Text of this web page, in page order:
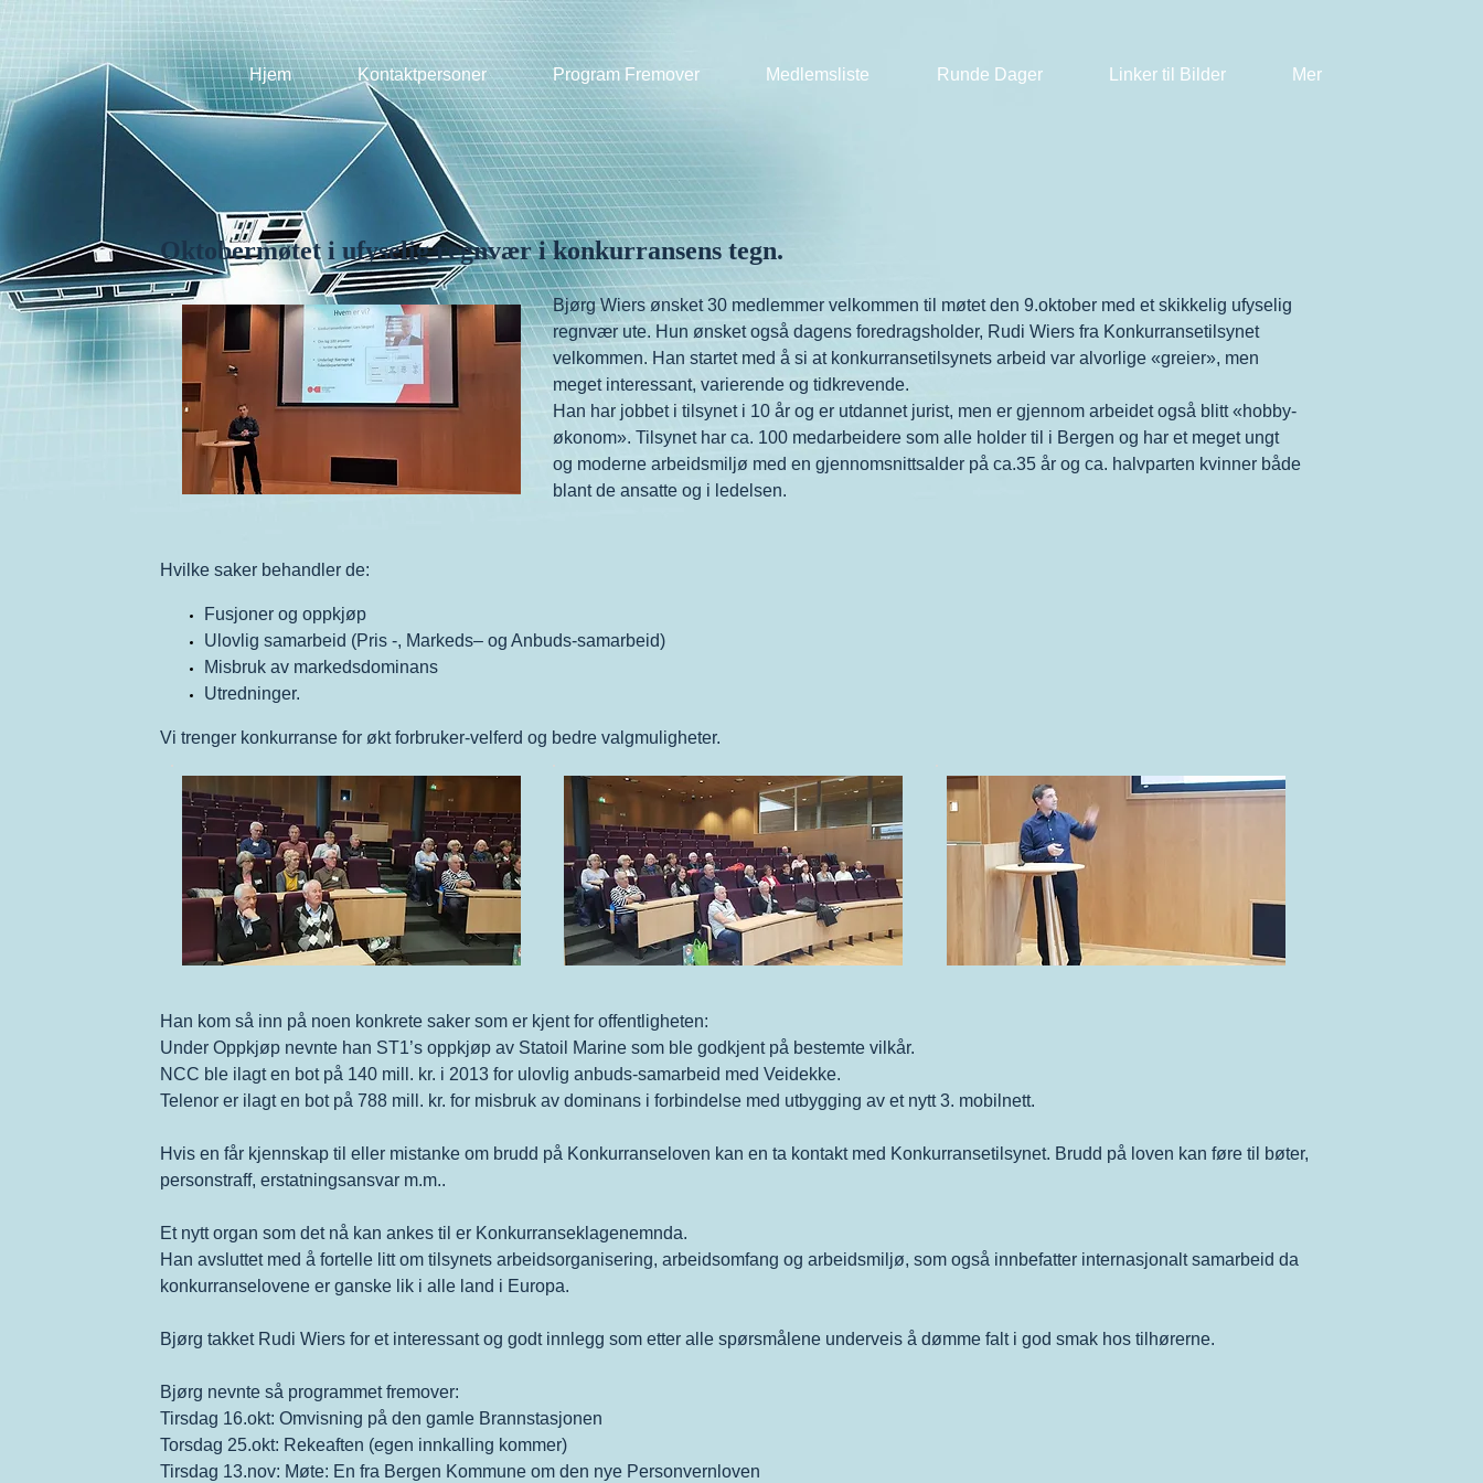
Hjem Kontaktpersoner Program Fremover Medlemsliste Runde Dager Linker til Bilder Mer
Oktobermøtet i ufyselig regnvær i konkurransens tegn.
Bjørg Wiers ønsket 30 medlemmer velkommen til møtet den 9.oktober med et skikkelig ufyselig
regnvær ute. Hun ønsket også dagens foredragsholder, Rudi Wiers fra Konkurransetilsynet
velkommen. Han startet med å si at konkurransetilsynets arbeid var alvorlige «greier», men
meget interessant, varierende og tidkrevende.
Han har jobbet i tilsynet i 10 år og er utdannet jurist, men er gjennom arbeidet også blitt «hobby-
økonom». Tilsynet har ca. 100 medarbeidere som alle holder til i Bergen og har et meget ungt
og moderne arbeidsmiljø med en gjennomsnittsalder på ca.35 år og ca. halvparten kvinner både
blant de ansatte og i ledelsen.
Hvilke saker behandler de:
Fusjoner og oppkjøp
Ulovlig samarbeid (Pris -, Markeds– og Anbuds-samarbeid)
Misbruk av markedsdominans
Utredninger.
Vi trenger konkurranse for økt forbruker-velferd og bedre valgmuligheter.
Han kom så inn på noen konkrete saker som er kjent for offentligheten:
Under Oppkjøp nevnte han ST1’s oppkjøp av Statoil Marine som ble godkjent på bestemte vilkår.
NCC ble ilagt en bot på 140 mill. kr. i 2013 for ulovlig anbuds-samarbeid med Veidekke.
Telenor er ilagt en bot på 788 mill. kr. for misbruk av dominans i forbindelse med utbygging av et nytt 3. mobilnett.
Hvis en får kjennskap til eller mistanke om brudd på Konkurranseloven kan en ta kontakt med Konkurransetilsynet. Brudd på loven kan føre til bøter,
personstraff, erstatningsansvar m.m..
Et nytt organ som det nå kan ankes til er Konkurranseklagenemnda.
Han avsluttet med å fortelle litt om tilsynets arbeidsorganisering, arbeidsomfang og arbeidsmiljø, som også innbefatter internasjonalt samarbeid da
konkurranselovene er ganske lik i alle land i Europa.
Bjørg takket Rudi Wiers for et interessant og godt innlegg som etter alle spørsmålene underveis å dømme falt i god smak hos tilhørerne.
Bjørg nevnte så programmet fremover:
Tirsdag 16.okt: Omvisning på den gamle Brannstasjonen
Torsdag 25.okt: Rekeaften (egen innkalling kommer)
Tirsdag 13.nov: Møte: En fra Bergen Kommune om den nye Personvernloven